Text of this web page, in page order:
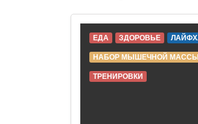
ЕДА ЗДОРОВЬЕ
НАБОР МЫШЕЧНОЙ МАССЫ
ТРЕНИРОВКИ